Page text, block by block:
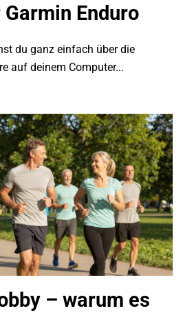
Enduro
du ganz einfach über die
auf deinem Computer...
– warum es